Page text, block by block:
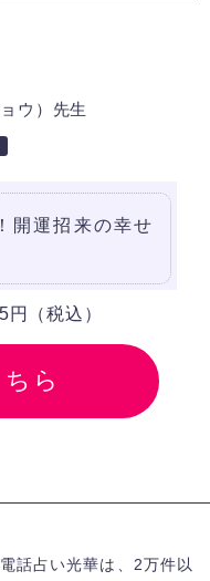
ョウ）先生
開運招来の幸せ
（税込）
ら
話占い光華は、2万件以